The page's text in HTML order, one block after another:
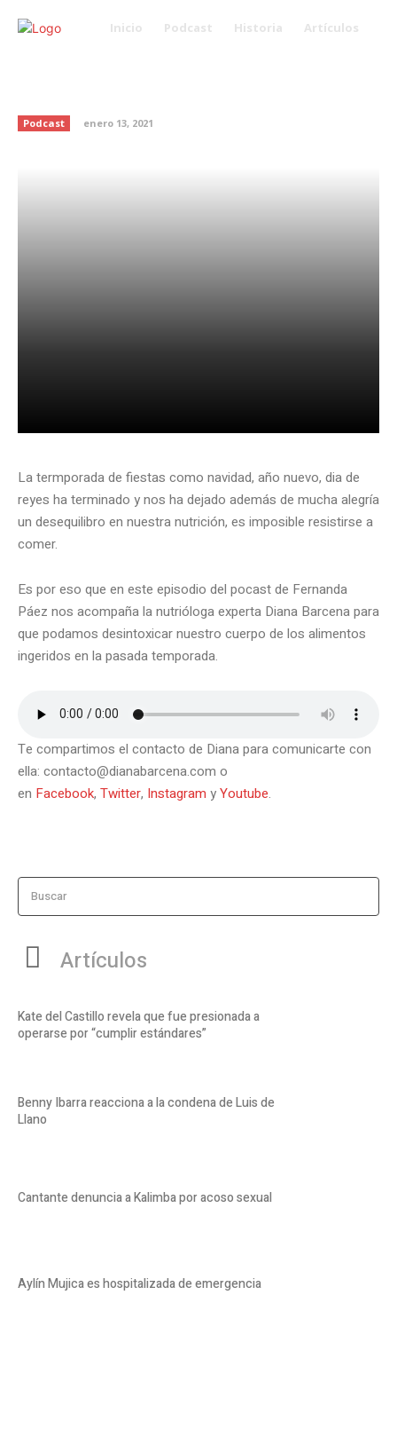
Inicio Podcast Historia Artículos
Podcast enero 13, 2021
La termporada de fiestas como navidad, año nuevo, dia de
reyes ha terminado y nos ha dejado además de mucha alegría
un desequilibro en nuestra nutrición, es imposible resistirse a
comer.
Es por eso que en este episodio del pocast de Fernanda
Páez nos acompaña la nutrióloga experta Diana Barcena para
que podamos desintoxicar nuestro cuerpo de los alimentos
ingeridos en la pasada temporada.
Te compartimos el contacto de Diana para comunicarte con
ella: contacto@dianabarcena.com o
en Facebook, Twitter, Instagram yYoutube.
Buscar
Artículos
Kate del Castillo revela que fue presionada a
operarse por “cumplir estándares”
Benny Ibarra reacciona a la condena de Luis de
Llano
Cantante denuncia a Kalimba por acoso sexual
Aylín Mujica es hospitalizada de emergencia